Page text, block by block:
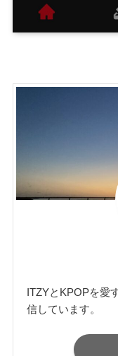
ITZYとKPOPを愛
信しています。